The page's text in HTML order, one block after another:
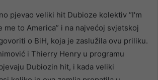
pjevao veliki hit Dubioze kolektiv “I'm
me to America” i na najvećoj svjetskoj
o BiH, koja je zaslužila ovu priliku.
i Thierry Henry u programu
Dubiozin hit, i kada veliki